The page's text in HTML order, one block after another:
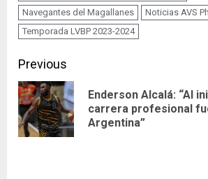
Navegantes del Magallanes
Noticias AVS
Temporada LVBP 2023-2024
Continue
Reading
Previous
Enderson Alcalá: “Al
carrera profesional
Argentina”